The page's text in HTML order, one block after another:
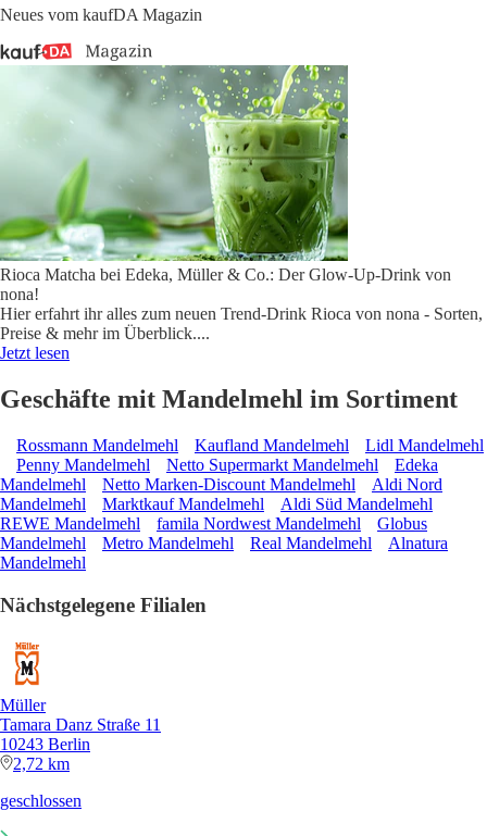
Neues vom kaufDA Magazin
Rioca Matcha bei Edeka, Müller & Co.: Der Glow-Up-Drink von
nona!
Hier erfahrt ihr alles zum neuen Trend-Drink Rioca von nona - Sorten,
Preise & mehr im Überblick....
Jetzt lesen
Geschäfte mit Mandelmehl im Sortiment
Rossmann Mandelmehl Kaufland Mandelmehl
Lidl Mandelmehl
Penny Mandelmehl
Netto Supermarkt Mandelmehl
Edeka
Mandelmehl
Netto Marken-Discount Mandelmehl
Aldi Nord
Mandelmehl
Marktkauf Mandelmehl
Aldi Süd Mandelmehl
REWE Mandelmehl
famila Nordwest Mandelmehl
Globus
Mandelmehl
Metro Mandelmehl Real Mandelmehl
Alnatura
Mandelmehl
Nächstgelegene Filialen
Müller
Tamara Danz Straße 11
10243 Berlin
2,72 km
geschlossen